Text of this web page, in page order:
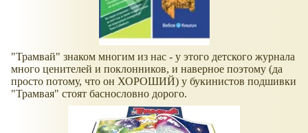
"Трамвай" знаком многим из нас - у этого детского журнала
много ценителей и поклонников, и наверное поэтому (да
просто потому, что он ХОРОШИЙ) у букинистов подшивки
"Трамвая" стоят баснословно дорого.